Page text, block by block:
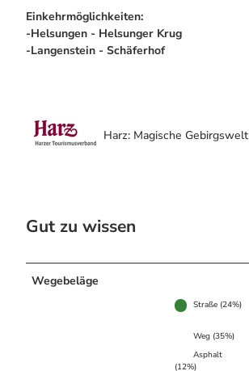
Einkehrmöglichkeiten:
-Helsungen - Helsunger Krug
-Langenstein - Schäferhof
Harz: Magische Gebirgswelt
Gut zu wissen
Wegebeläge
Straße (24%)
Weg (35%)
Asphalt
(12%)